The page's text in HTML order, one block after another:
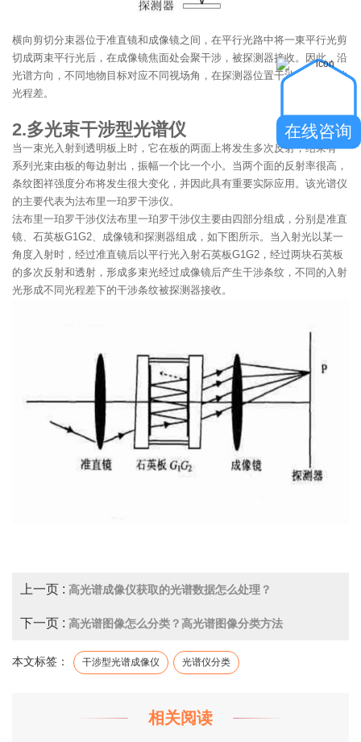
横向剪切分束器位于准直镜和成像镜之间，在平行光路中将一東平行光剪
切成两束平行光后，在成像镜焦面处会聚干涉，被探测器接收。因此，沿
光谱方向，不同地物目标对应不同视场角，在探测器位置干涉得到不同的
光程差。
2.多光束干涉型光谱仪
当一束光入射到透明板上时，它在板的两面上将发生多次反射，结果有一
系列光束由板的每边射出，振幅一个比一个小。当两个面的反射率很高，
条纹图祥强度分布将发生很大变化，并因此具有重要实际应用。该光谱仪
的主要代表为法布里一珀罗干涉仪。
法布里一珀罗干涉仪法布里一珀罗干涉仪主要由四部分组成，分别是准直
镜、石英板G1G2、成像镜和探测器组成，如下图所示。当入射光以某一
角度入射时，经过准直镜后以平行光入射石英板G1G2，经过两块石英板
的多次反射和透射，形成多束光经过成像镜后产生干涉条纹，不同的入射
光形成不同光程差下的干涉条纹被探测器接收。
上一页 : 高光谱成像仪获取的光谱数据怎么处理？
下一页 : 高光谱图像怎么分类？高光谱图像分类方法
本文标签： 干涉型光谱成像仪 光谱仪分类
相关阅读
在线咨询